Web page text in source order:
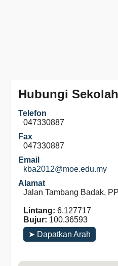
Hubungi Sekolah
Telefon
047330887
Fax
047330887
Email
kba2012@moe.edu.my
Alamat
Jalan Tambang Badak,
Lintang: 6.127717
Bujur: 100.36593
➤ Dapatkan Arah